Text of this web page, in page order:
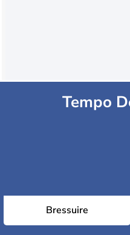
Tempo
Bressuire